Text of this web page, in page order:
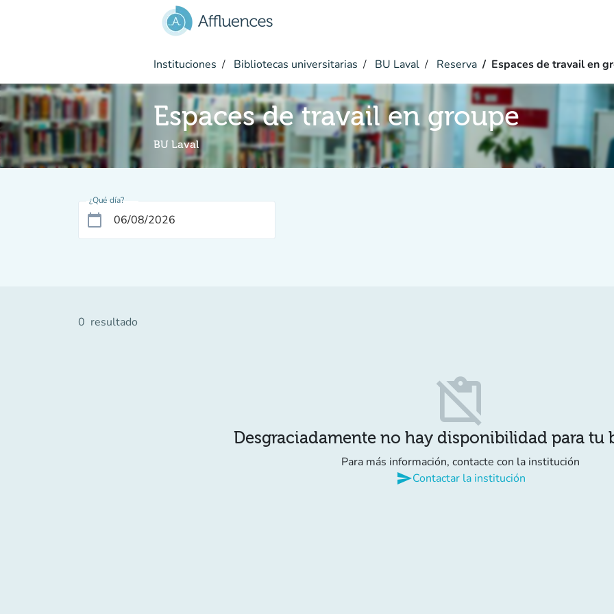
Instituciones Bibliotecas universitarias BU Laval Reserva Espaces de travail en
Espaces de travail en groupe
BU Laval
¿Qué día?
calendar_today
0 resultado
content_paste_off
Desgraciadamente no hay disponibilidad para tu
Para más información, contacte con la institución
sendContactar la institución